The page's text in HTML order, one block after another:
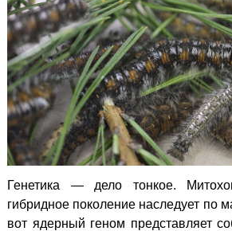
Генетика — дело тонкое.
гибридное поколение наследует по
вот ядерный геном представляет